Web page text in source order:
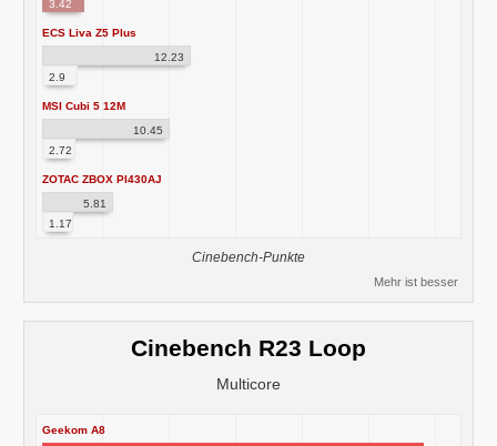
3.42
ECS Liva Z5 Plus
12.23
2.9
MSI Cubi 5 12M
10.45
2.72
ZOTAC ZBOX PI430AJ
5.81
1.17
Cinebench-Punkte
Mehr ist besser
Cinebench R23 Loop
Multicore
Geekom A8